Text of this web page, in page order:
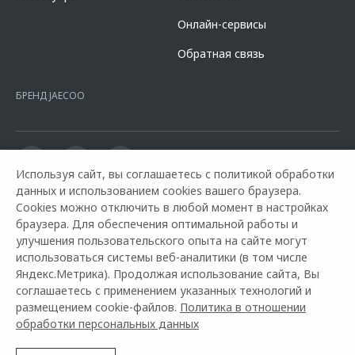
кредита в разделе «Кредит на покупку автомобиля у дилера» на
https://alfabank.ru/get-money/auto-loan/dealers/?
Кредит предоставляет АО Альфа-Банк. ИНН
7728168971 ОГРН 1027700067328 место нахождение 107078, г.
Москва, ул. Каланчевская, д. 27. Ген.лицензия ЦБ РФ № 1326 от
офертой.
Онлайн-сервисы
Обратная связь
БРЕНД JAECOO
Горячая линия OMODA: 8 800 600 1 888
© 2026 ООО «ДЖЕЙЛЭНД РУС»
Используя сайт, вы соглашаетесь с политикой обработки
данных и использованием cookies вашего браузера.
Cookies можно отключить в любой момент в настройках
браузера. Для обеспечения оптимальной работы и
улучшения пользовательского опыта на сайте могут
использоваться системы веб-аналитики (в том числе
Яндекс.Метрика). Продолжая использование сайта, Вы
соглашаетесь с применением указанных технологий и
размещением cookie-файлов. Политика в отношении
обработки персональных данных